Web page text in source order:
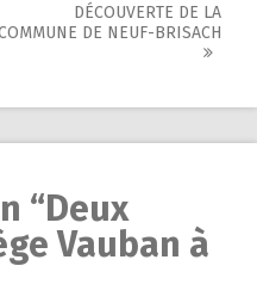
DÉCOUVERTE DE LA
DE NEUF-BRISACH
“Deux
Vauban à